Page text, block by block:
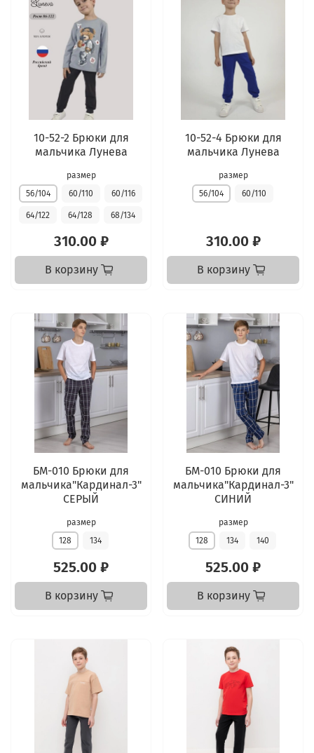
10-52-2 Брюки для
мальчика Лунева
размер
56/104
60/110 60/116
64/122 64/128 68/134
310.00 ₽
В корзину
10-52-4 Брюки для
мальчика Лунева
размер
56/104
60/110
310.00 ₽
В корзину
БМ-010 Брюки для
мальчика"Кардинал-3"
СЕРЫЙ
размер
128
134
525.00 ₽
В корзину
БМ-010 Брюки для
мальчика"Кардинал-3"
СИНИЙ
размер
128
134 140
525.00 ₽
В корзину